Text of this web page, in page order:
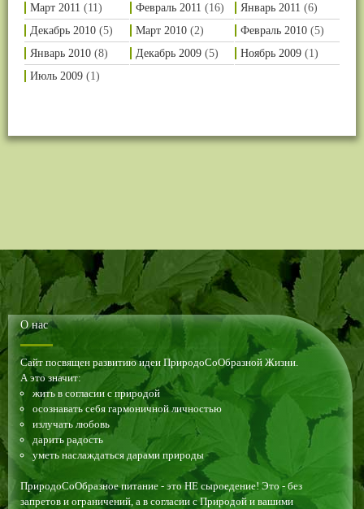
Март 2011 (11) Февраль 2011 (16) Январь 2011 (6)
Декабрь 2010 (5) Март 2010(2) Февраль 2010 (5)
Январь 2010 (8) Декабрь 2009(5) Ноябрь 2009 (1)
Июль 2009 (1)
О нас
Сайт посвящен развитию идеи ПриродоСоОбразной Жизни.
А это значит:
жить в согласии с природой
осознавать себя гармоничной личностью
излучать любовь
дарить радость
уметь наслаждаться дарами природы
ПриродоСоОбразное питание - это НЕ сыроедение! Это - без
запретов и ограничений, а в согласии с Природой и вашими